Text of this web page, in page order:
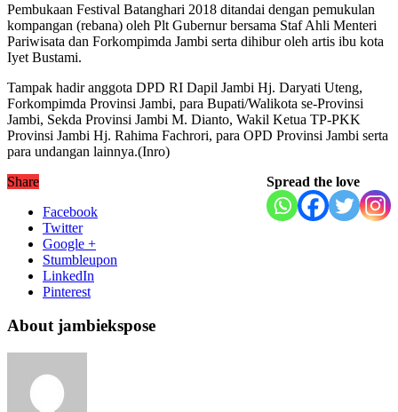
Pembukaan Festival Batanghari 2018 ditandai dengan pemukulan
kompangan (rebana) oleh Plt Gubernur bersama Staf Ahli Menteri
Pariwisata dan Forkompimda Jambi serta dihibur oleh artis ibu kota
Iyet Bustami.
Tampak hadir anggota DPD RI Dapil Jambi Hj. Daryati Uteng,
Forkompimda Provinsi Jambi, para Bupati/Walikota se-Provinsi
Jambi, Sekda Provinsi Jambi M. Dianto, Wakil Ketua TP-PKK
Provinsi Jambi Hj. Rahima Fachrori, para OPD Provinsi Jambi serta
para undangan lainnya.(Inro)
Spread the love
Share
Facebook
Twitter
Google +
Stumbleupon
LinkedIn
Pinterest
About jambiekspose